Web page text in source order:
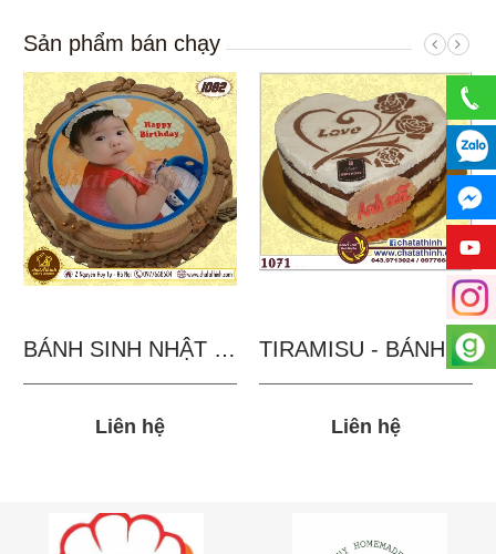
Sản phẩm bán chạy
BÁNH SINH NHẬT IN...
Liên hệ
TIRAMISU - BÁNH TẶNG...
Liên hệ